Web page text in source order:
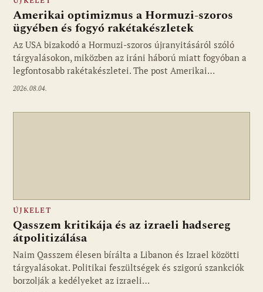
Amerikai optimizmus a Hormuzi-szoros
ügyében és fogyó rakétakészletek
Az USA bizakodó a Hormuzi-szoros újranyitásáról szóló
tárgyalásokon, miközben az iráni háború miatt fogyóban a
legfontosabb rakétakészletei. The post Amerikai…
2026.08.04.
ÚJKELET
Qasszem kritikája és az izraeli hadsereg
átpolitizálása
Naim Qasszem élesen bírálta a Libanon és Izrael közötti
tárgyalásokat. Politikai feszültségek és szigorú szankciók
borzolják a kedélyeket az izraeli…